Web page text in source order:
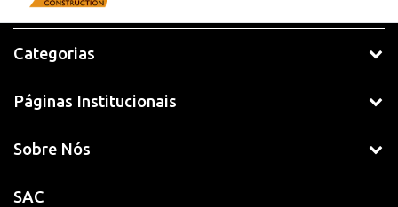
Categorias
Páginas Institucionais
Sobre Nós
SAC